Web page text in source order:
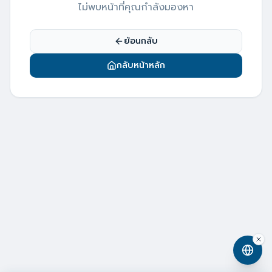
ไม่พบหน้าที่คุณกำลังมองหา
ย้อนกลับ
กลับหน้าหลัก